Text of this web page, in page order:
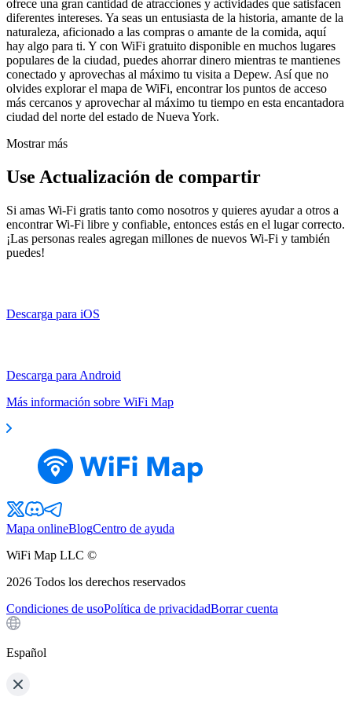
ofrece una gran cantidad de atracciones y actividades que satisfacen
diferentes intereses. Ya seas un entusiasta de la historia, amante de la
naturaleza, aficionado a las compras o amante de la comida, aquí
hay algo para ti. Y con WiFi gratuito disponible en muchos lugares
populares de la ciudad, puedes ahorrar dinero mientras te mantienes
conectado y aprovechas al máximo tu visita a Depew. Así que no
olvides explorar el mapa de WiFi, encontrar los puntos de acceso
más cercanos y aprovechar al máximo tu tiempo en esta encantadora
ciudad del norte del estado de Nueva York.
Mostrar más
Use Actualización de compartir
Si amas Wi-Fi gratis tanto como nosotros y quieres ayudar a otros a
encontrar Wi-Fi libre y confiable, entonces estás en el lugar correcto.
¡Las personas reales agregan millones de nuevos Wi-Fi y también
puedes!
Descarga para iOS
Descarga para Android
Más información sobre WiFi Map
Mapa onlineBlogCentro de ayuda
WiFi Map LLC ©
2026 Todos los derechos reservados
Condiciones de usoPolítica de privacidadBorrar cuenta
Español